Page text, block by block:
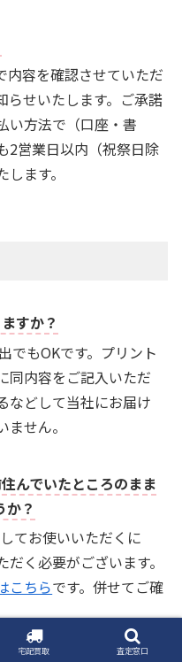
内容を確認させていただ
らせいたします。ご承諾
い方法で（口座・書
2営業日以内（祝祭日除
ます。
すか？
でもOKです。プリント
同内容をご記入いただ
などして当社にお届け
せん。
んでいたところのまま
か？
てお使いいただくに
く必要がございます。
こちらです。併せてご確
宅配買取 査定窓口